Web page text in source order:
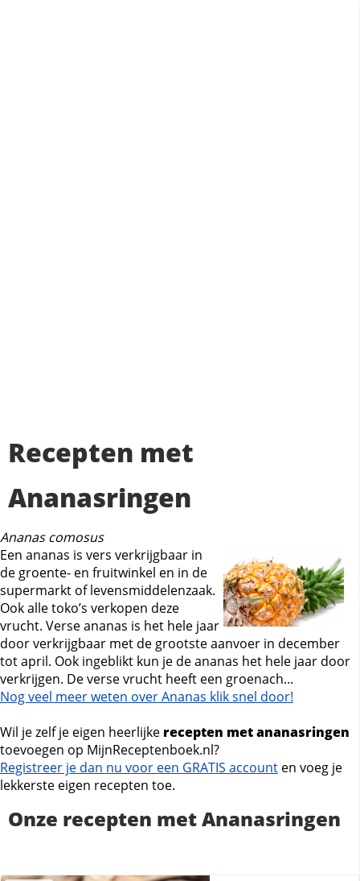
Recepten met
Ananasringen
Ananas comosus
Een ananas is vers verkrijgbaar in
de groente- en fruitwinkel en in de
supermarkt of levensmiddelenzaak.
Ook alle toko’s verkopen deze
vrucht. Verse ananas is het hele jaar
door verkrijgbaar met de grootste aanvoer in december
tot april. Ook ingeblikt kun je de ananas het hele jaar door
verkrijgen. De verse vrucht heeft een groenach...
Nog veel meer weten over Ananas klik snel door!
Wil je zelf je eigen heerlijke recepten met ananasringen
toevoegen op MijnReceptenboek.nl?
Registreer je dan nu voor een GRATIS account en voeg je
lekkerste eigen recepten toe.
Onze recepten met Ananasringen